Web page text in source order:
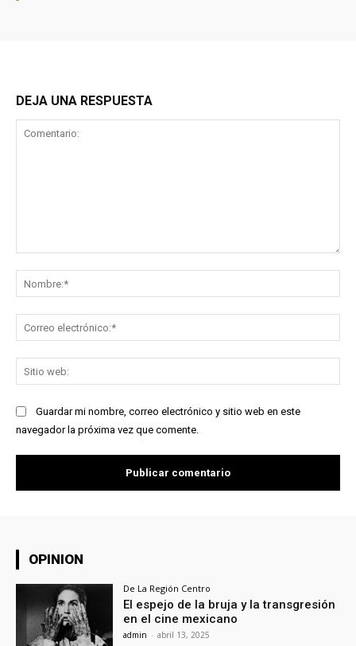
DEJA UNA RESPUESTA
Guardar mi nombre, correo electrónico y sitio web en este
navegador la próxima vez que comente.
OPINION
De La Región Centro
El espejo de la bruja y la transgresión
en el cine mexicano
admin - abril 13, 2025